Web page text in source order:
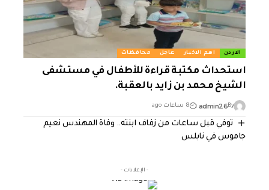
الاردن اهم الاخبار عاجل محافظات
استحداث مكتبة قراءة للأطفال في مستشفى
الشيخ محمد بن زايد بالعقبة.
By
admin26 8 ساعات ago
توفي قبل ساعات من زفاف ابنته.. وفاة المهندس نعيم
جاموس في نابلس
- الإعلانات -